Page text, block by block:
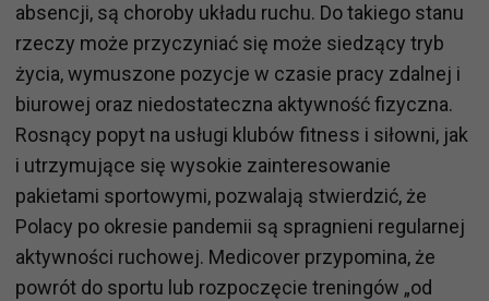
absencji, są choroby układu ruchu. Do takiego stanu
rzeczy może przyczyniać się może siedzący tryb
życia, wymuszone pozycje w czasie pracy zdalnej i
biurowej oraz niedostateczna aktywność fizyczna.
Rosnący popyt na usługi klubów fitness i siłowni, jak
i utrzymujące się wysokie zainteresowanie
pakietami sportowymi, pozwalają stwierdzić, że
Polacy po okresie pandemii są spragnieni regularnej
aktywności ruchowej. Medicover przypomina, że
powrót do sportu lub rozpoczęcie treningów „od